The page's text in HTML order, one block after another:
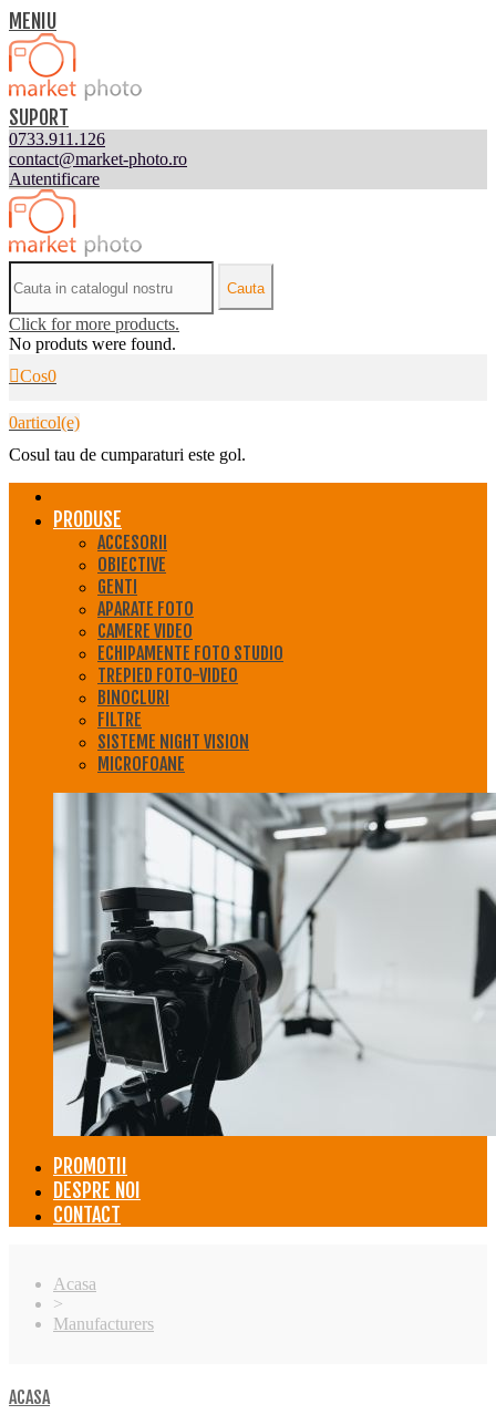
MENIU
SUPORT
0733.911.126
contact@market-photo.ro
Autentificare
Cauta
Click for more products.
No produts were found.
Cos0
0articol(e)
Cosul tau de cumparaturi este gol.
PRODUSE
ACCESORII
OBIECTIVE
GENTI
APARATE FOTO
CAMERE VIDEO
ECHIPAMENTE FOTO STUDIO
TREPIED FOTO-VIDEO
BINOCLURI
FILTRE
SISTEME NIGHT VISION
MICROFOANE
PROMOTII
DESPRE NOI
CONTACT
Acasa
>
Manufacturers
ACASA